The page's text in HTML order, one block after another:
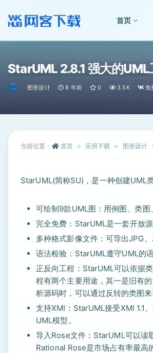
首页
StarUML 2.8.1 强大的UML
图形设计 8 年前 0 3.5K 免
当前位置： 首页 应用下载 图形设计
StarUML(简称SU)，是一种创建UML
可绘制9款UML图：用例图、类图
完全免费：StarUML是一套开放
多种格式影像文件：可导出JPG
语法检验：StarUML遵守UML的
正反向工程：StarUML可以依据
程有两个主要用途，其一是旧有
析源码时，可以通过反转的类图
支持XMI：StarUML接受XMI 1.1
UML模型。
导入Rose文件：StarUML可以读
Rational Rose是市场占有率最高